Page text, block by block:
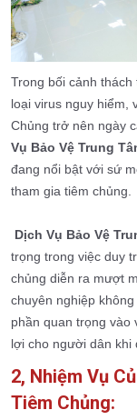
Trong bối cảnh
loại virus nguy hiểm,
Chủng trở nên ngày
Vụ Bảo Vệ Trung
đang nổi bật với sứ
tham gia tiêm chủng.
Dịch Vụ Bảo Vệ
trọng trong việc duy
chủng diễn ra mượt
chuyên nghiệp
phần quan trọng vào
lợi cho người dân khi
2, Nhiệm Vụ
Tiêm Chủng: